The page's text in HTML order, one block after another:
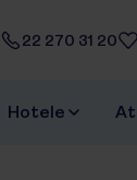
22 270 31 20
Hotele